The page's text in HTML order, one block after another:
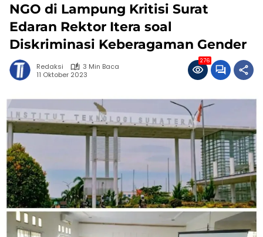
NGO di Lampung Kritisi Surat
Edaran Rektor Itera soal
Diskriminasi Keberagaman Gender
Redaksi
3 Min Baca
11 Oktober 2023
276